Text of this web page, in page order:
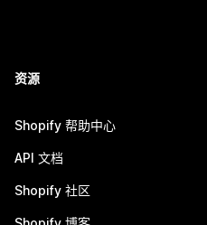
资源
Shopify 帮助中心
API 文档
Shopify 社区